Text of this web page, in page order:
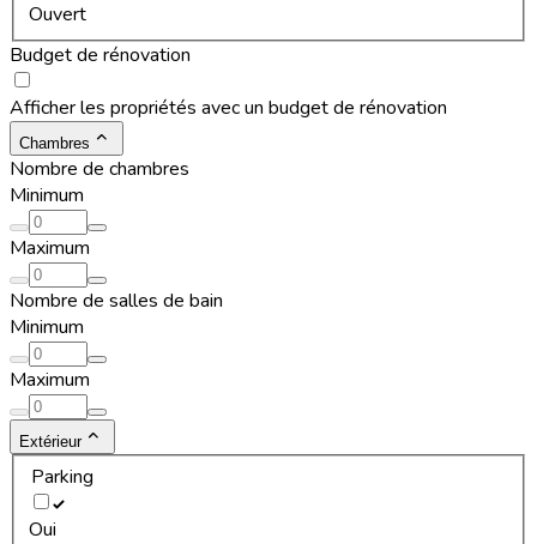
Ouvert
Budget de rénovation
Afficher les propriétés avec un budget de rénovation
Chambres
Nombre de chambres
Minimum
Maximum
Nombre de salles de bain
Minimum
Maximum
Extérieur
Parking
Oui